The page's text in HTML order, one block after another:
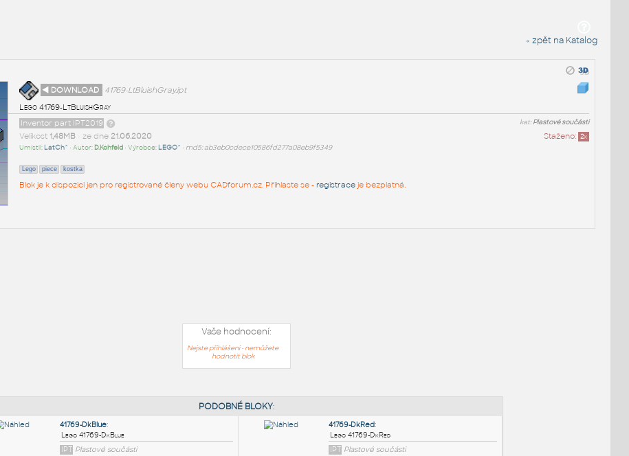
« zpět na Katalog
◄ DOWNLOAD
41769-LtBluishGray.ipt
Lego 41769-LtBluishGray
kat:Plastové součásti
Inventor part IPT2019
Staženo: 2x
Velikost 1,48MB• ze dne 21.06.2020
Umístil: LatCh^ • Autor: D.Kohfeld• Výrobce: LEGO^ • md5: ab3eb0cdece10586fd277a08eb9f5349
Lego piece kostka
Blok je k dispozici jen pro registrované členy webu CADforum.cz. Přihlaste se - registraceje bezplatná.
Vaše hodnocení:
Nejste přihlášeni - nemůžete
hodnotit blok